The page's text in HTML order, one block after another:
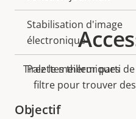
Stabilisation d'image
électronique
Palettes thermiques
Objectif
Tirez le meilleur parti
filtre pour trouver